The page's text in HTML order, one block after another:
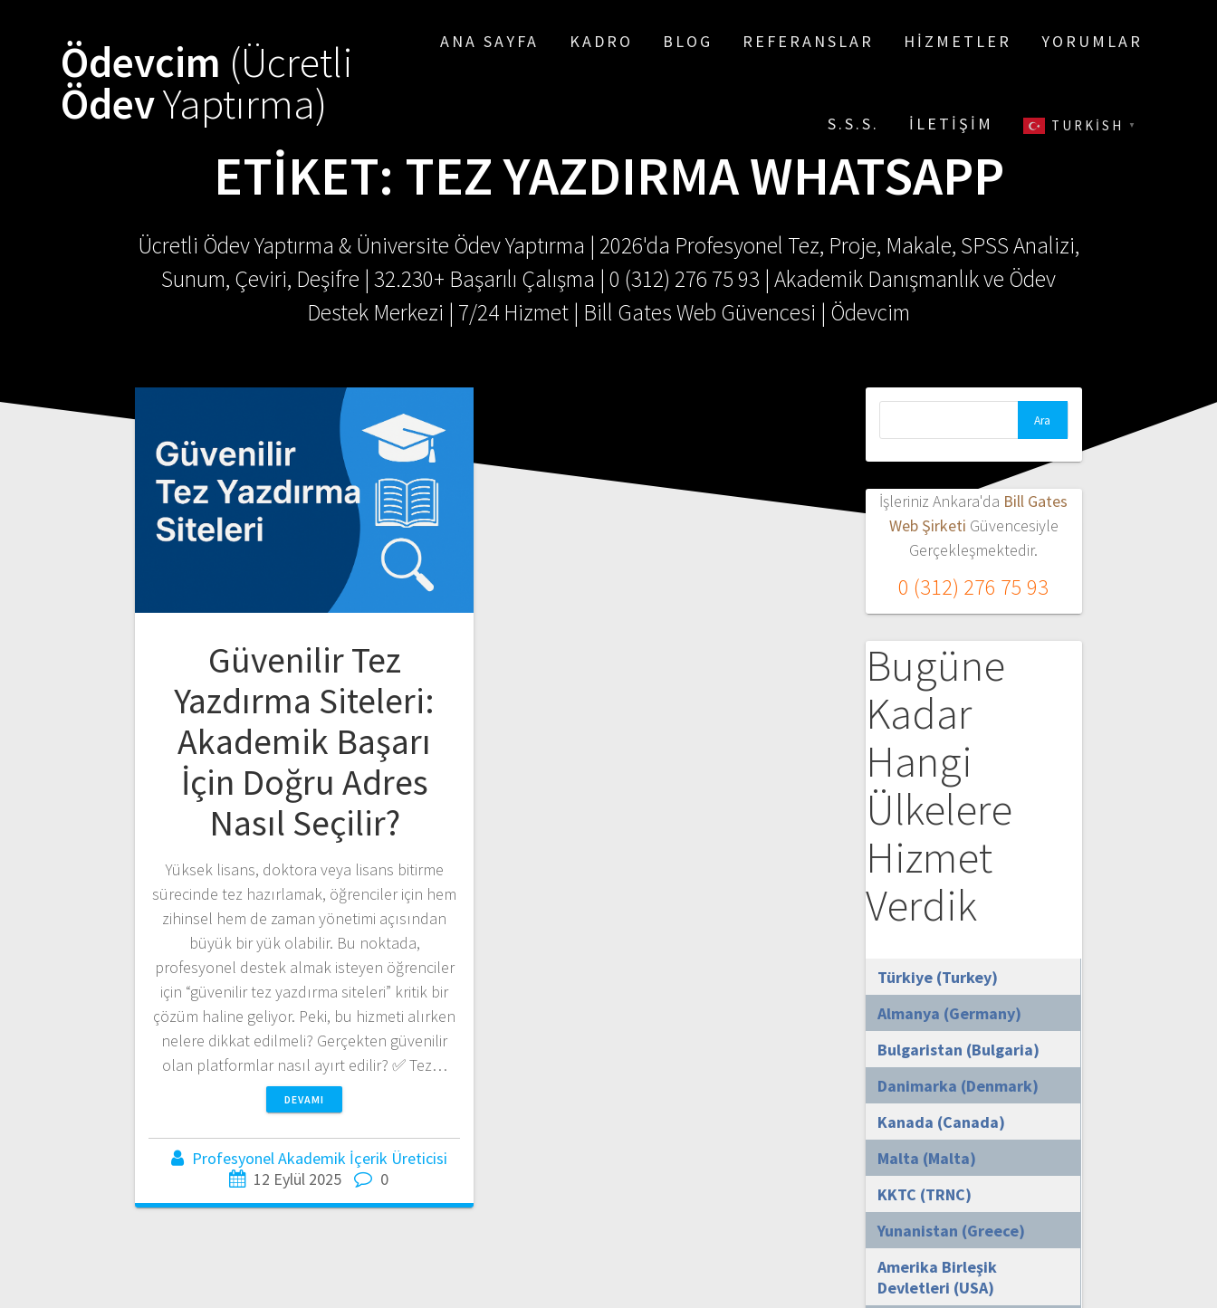
Ödevcim (Ücretli
ÖdevYaptırma)
ANA SAYFA KADRO BLOG REFERANSLAR HIZMETLER YORUMLAR
S.S.S. İLETIŞIM TURKISH ▼
ETIKET: TEZ YAZDIRMA WHATSAPP
Ücretli Ödev Yaptırma & Üniversite Ödev Yaptırma | 2026'da Profesyonel Tez, Proje, Makale, SPSS Analizi,
Sunum, Çeviri, Deşifre | 32.230+ Başarılı Çalışma | 0 (312) 276 75 93 | Akademik Danışmanlık ve Ödev
Destek Merkezi | 7/24 Hizmet | Bill Gates Web Güvencesi | Ödevcim
Güvenilir Tez
Yazdırma Siteleri:
Akademik Başarı
İçin Doğru Adres
Nasıl Seçilir?
Yüksek lisans, doktora veya lisans bitirme
sürecinde tez hazırlamak, öğrenciler için hem
zihinsel hem de zaman yönetimi açısından
büyük bir yük olabilir. Bu noktada,
profesyonel destek almak isteyen öğrenciler
için “güvenilir tez yazdırma siteleri” kritik bir
çözüm haline geliyor. Peki, bu hizmeti alırken
nelere dikkat edilmeli? Gerçekten güvenilir
olan platformlar nasıl ayırt edilir? ✅ Tez…
DEVAMI
Profesyonel Akademik İçerik Üreticisi
12 Eylül 2025
0
İşleriniz Ankara'da Bill Gates
Web Şirketi Güvencesiyle
Gerçekleşmektedir.
0 (312) 276 75 93
Bugüne
Kadar
Hangi
Ülkelere
Hizmet
Verdik
Türkiye (Turkey)
Almanya (Germany)
Bulgaristan (Bulgaria)
Danimarka (Denmark)
Kanada (Canada)
Malta (Malta)
KKTC (TRNC)
Yunanistan (Greece)
Amerika Birleşik
Devletleri (USA)